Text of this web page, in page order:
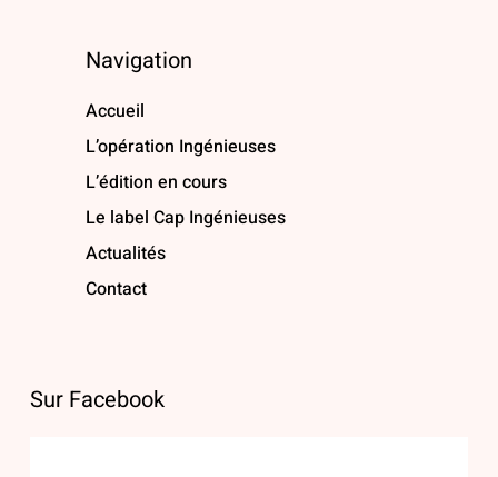
Navigation
Accueil
L’opération Ingénieuses
L’édition en cours
Le label Cap Ingénieuses
Actualités
Contact
Sur Facebook